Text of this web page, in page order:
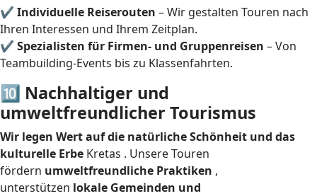
✔ Individuelle Reiserouten – Wir gestalten Touren nach
Ihren Interessen und Ihrem Zeitplan.
✔ Spezialisten für Firmen- und Gruppenreisen – Von
Teambuilding-Events bis zu Klassenfahrten.
🔟 Nachhaltiger und
umweltfreundlicher Tourismus
Wir legen Wert auf die natürliche Schönheit und das
kulturelle Erbe Kretas . Unsere Touren
fördern umweltfreundliche Praktiken ,
unterstützen lokale Gemeinden und